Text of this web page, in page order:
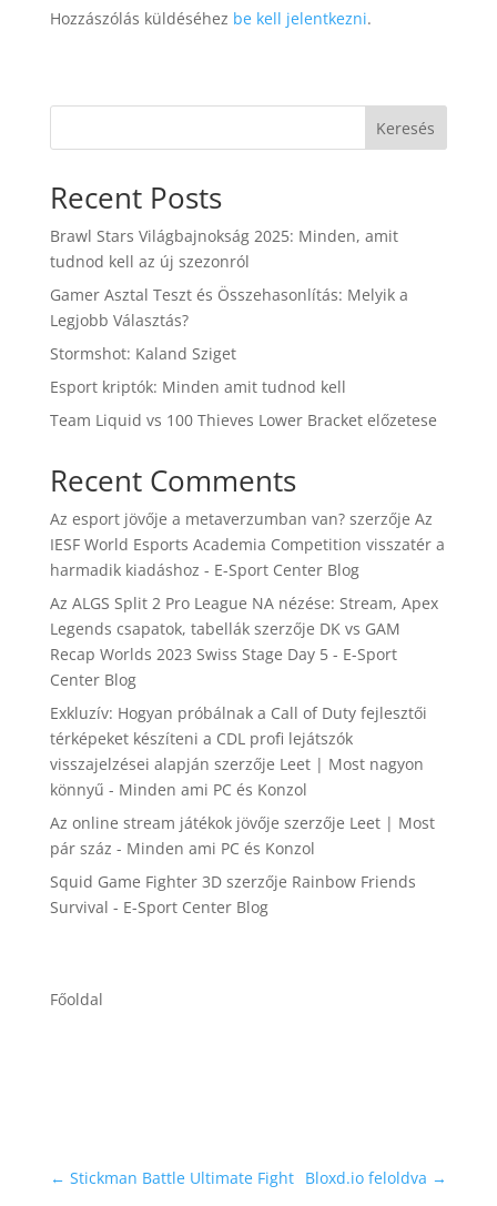
Hozzászólás küldéséhez be kell jelentkezni.
Keresés
Recent Posts
Brawl Stars Világbajnokság 2025: Minden, amit
tudnod kell az új szezonról
Gamer Asztal Teszt és Összehasonlítás: Melyik a
Legjobb Választás?
Stormshot: Kaland Sziget
Esport kriptók: Minden amit tudnod kell
Team Liquid vs 100 Thieves Lower Bracket előzetese
Recent Comments
Az esport jövője a metaverzumban van?szerzője Az
IESF World Esports Academia Competition visszatér a
harmadik kiadáshoz - E-Sport Center Blog
Az ALGS Split 2 Pro League NA nézése: Stream, Apex
Legends csapatok, tabellákszerzője DK vs GAM
Recap Worlds 2023 Swiss Stage Day 5 - E-Sport
Center Blog
Exkluzív: Hogyan próbálnak a Call of Duty fejlesztői
térképeket készíteni a CDL profi lejátszók
visszajelzései alapján szerzője Leet | Most nagyon
könnyű - Minden ami PC és Konzol
Az online stream játékok jövője szerzője Leet | Most
pár száz - Minden ami PC és Konzol
Squid Game Fighter 3Dszerzője Rainbow Friends
Survival - E-Sport Center Blog
Főoldal
← Stickman Battle Ultimate Fight Bloxd.io feloldva →